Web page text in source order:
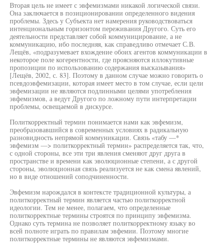
Вторая цель не имеет с эвфемизмами никакой логической связи.
Она заключается в позиционировании определенного видения
проблемы. Здесь у Субъекта нет намерения руководствоваться
интенциональным горизонтом переживания Другого. Суть его
деятельности представляет собой коммуницирование, а не
коммуникацию, ибо последняя, как справедливо отмечает С.В.
Лещёв, «подразумевает вхождение обоих агентов коммуникации в
некоторое поле когерентности, где проясняются иллокутивные
пропозиции по использованию содержания высказывания»
[Лещёв, 2002, с. 83]. Поэтому в данном случае можно говорить о
псевдоэвфемизации, которая имеет место в том случае, если цели
эвфемизации не являются подлинными целями употребления
эвфемизмов, а ведут Другого по ложному пути интерпретации
проблемы, освещаемой в дискурсе.
Политкорректный термин понимается нами как эвфемизм,
преобразовавшийся в современных условиях в радикальную
разновидность непрямой коммуникации. Связь «табу —*
эвфемизм —> политкорректный термин» распределяется так, что,
с одной стороны, все эти три явления сменяют друг друга в
пространстве и времени как эволюционные степени, а с другой
стороны, эволюционная связь реализуется не как смена явлений,
но в виде отношений соподчиненности.
Эвфемизм нарождался в контексте традиционной культуры, а
политкорректный термин является частью политкорректной
идеологии. Тем не менее, полагаем, что определенные
политкорректные термины строятся по принципу эвфемизма.
Однако суть термина не позволяет политкорректному языку во
всей полноте играть по правилам эвфемии. Поэтому многие
политкорректные термины не являются эвфемизмами.